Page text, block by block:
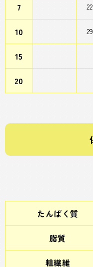
7
10
15
20
たんぱく質
脂質
粗繊維